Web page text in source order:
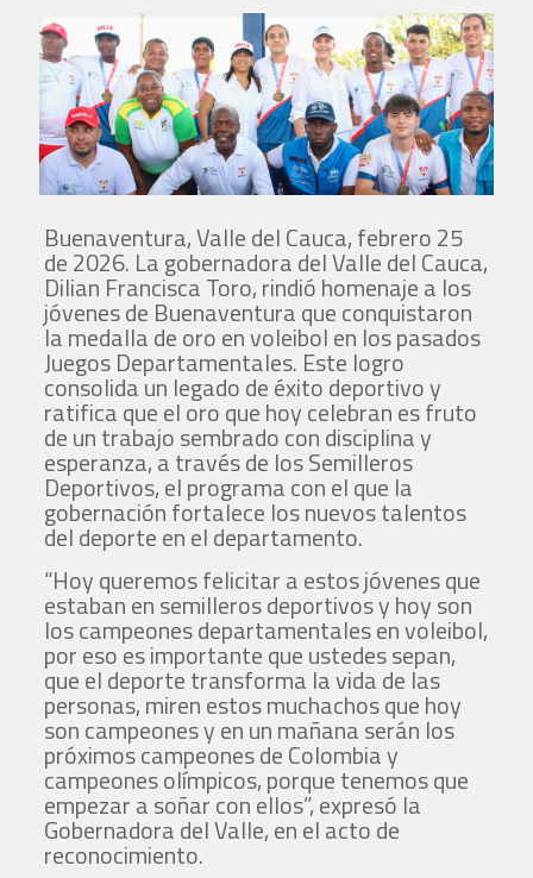
Buenaventura, Valle del Cauca, febrero 25
de 2026. La gobernadora del Valle del Cauca,
Dilian Francisca Toro, rindió homenaje a los
jóvenes de Buenaventura que conquistaron
la medalla de oro en voleibol en los pasados
Juegos Departamentales. Este logro
consolida un legado de éxito deportivo y
ratifica que el oro que hoy celebran es fruto
de un trabajo sembrado con disciplina y
esperanza, a través de los Semilleros
Deportivos, el programa con el que la
gobernación fortalece los nuevos talentos
del deporte en el departamento.
“Hoy queremos felicitar a estos jóvenes que
estaban en semilleros deportivos y hoy son
los campeones departamentales en voleibol,
por eso es importante que ustedes sepan,
que el deporte transforma la vida de las
personas, miren estos muchachos que hoy
son campeones y en un mañana serán los
próximos campeones de Colombia y
campeones olímpicos, porque tenemos que
empezar a soñar con ellos”, expresó la
Gobernadora del Valle, en el acto de
reconocimiento.